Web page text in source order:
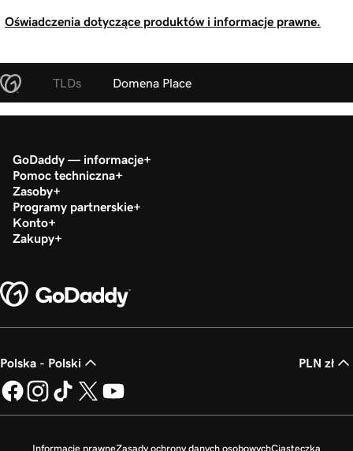
Oświadczenia dotyczące produktów i informacje prawne.
TLDs Domena Place
GoDaddy — informacje
Pomoc techniczna
Zasoby
Programy partnerskie
Konto
Zakupy
Polska - Polski PLN zł
Informacje prawneZasady ochrony danych osobowychCiasteczka